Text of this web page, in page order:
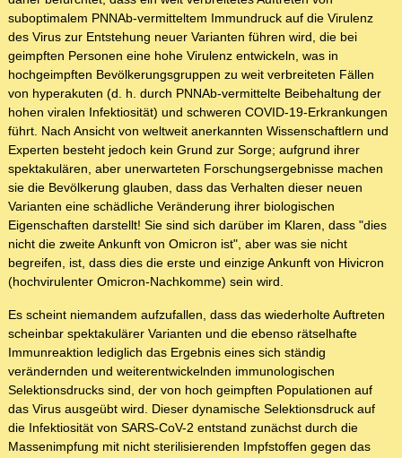
suboptimalem PNNAb-vermitteltem Immundruck auf die Virulenz
des Virus zur Entstehung neuer Varianten führen wird, die bei
geimpften Personen eine hohe Virulenz entwickeln, was in
hochgeimpften Bevölkerungsgruppen zu weit verbreiteten Fällen
von hyperakuten (d. h. durch PNNAb-vermittelte Beibehaltung der
hohen viralen Infektiosität) und schweren COVID-19-Erkrankungen
führt. Nach Ansicht von weltweit anerkannten Wissenschaftlern und
Experten besteht jedoch kein Grund zur Sorge; aufgrund ihrer
spektakulären, aber unerwarteten Forschungsergebnisse machen
sie die Bevölkerung glauben, dass das Verhalten dieser neuen
Varianten eine schädliche Veränderung ihrer biologischen
Eigenschaften darstellt! Sie sind sich darüber im Klaren, dass "dies
nicht die zweite Ankunft von Omicron ist", aber was sie nicht
begreifen, ist, dass dies die erste und einzige Ankunft von Hivicron
(hochvirulenter Omicron-Nachkomme) sein wird.
Es scheint niemandem aufzufallen, dass das wiederholte Auftreten
scheinbar spektakulärer Varianten und die ebenso rätselhafte
Immunreaktion lediglich das Ergebnis eines sich ständig
verändernden und weiterentwickelnden immunologischen
Selektionsdrucks sind, der von hoch geimpften Populationen auf
das Virus ausgeübt wird. Dieser dynamische Selektionsdruck auf
die Infektiosität von SARS-CoV-2 entstand zunächst durch die
Massenimpfung mit nicht sterilisierenden Impfstoffen gegen das